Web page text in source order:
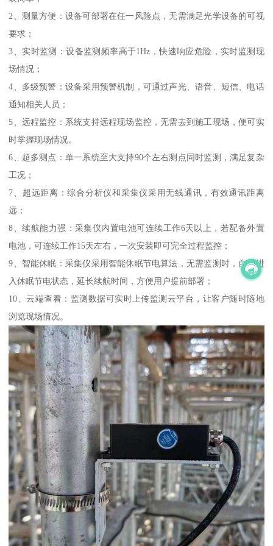
2、测量方便：设备可部署在任一风险点，无需满足光学设备的可视
要求；
3、实时监测：设备监测频率高于1Hz，快速响应危险，实时监测现
场情况；
4、多级预警：设备采用预警机制，可通过声光、语音、短信、电话
通知相关人员；
5、远程监控：系统支持远程现场监控，无需去到施工现场，便可实
时掌握现场情况。
6、超多测点：单一系统至大支持90个左右测点同时监测，满足复杂
工况；
7、超远距离：综合分析仪和采集仪采用无线通讯，有效通讯距离
远；
8、续航能力强：采集仪内置电池可连续工作6天以上，若配备外置
电池，可连续工作15天左右，一次安装即可完全过程监控；
9、智能休眠：采集仪采用智能休眠节电算法，无需监测时，自动进
入休眠节电状态，延长续航时间，方便用户提前部署；
10、云端查看：监测数据可实时上传监测云平台，让客户随时随地
浏览现场情况。